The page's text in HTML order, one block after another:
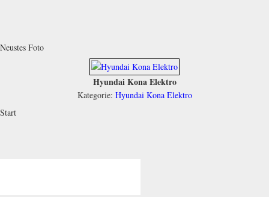
Neustes Foto
Hyundai Kona Elektro
Kategorie: Hyundai Kona Elektro
Start